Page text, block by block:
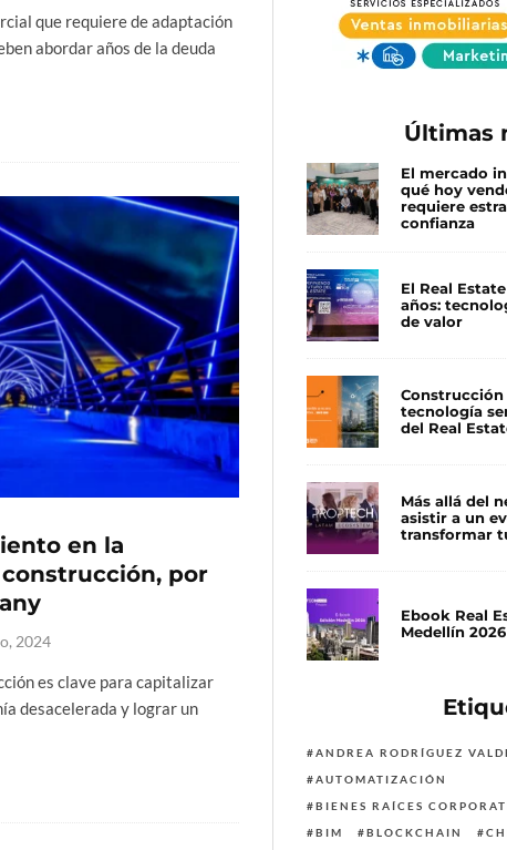
que requiere de adaptación
abordar años de la deuda
en la
por
2024
es clave para capitalizar
desacelerada y lograr un
Últimas
El mercado
qué hoy
requiere
confianza
El Real
años:
de valor
tecnología
del Real
Más allá del
asistir a un
transformar
Ebook Real
Medellín 2026
ANDREA RODRÍGUEZ
AUTOMATIZACIÓN
BIENES RAÍCES
BIM
BLOCKCHAIN